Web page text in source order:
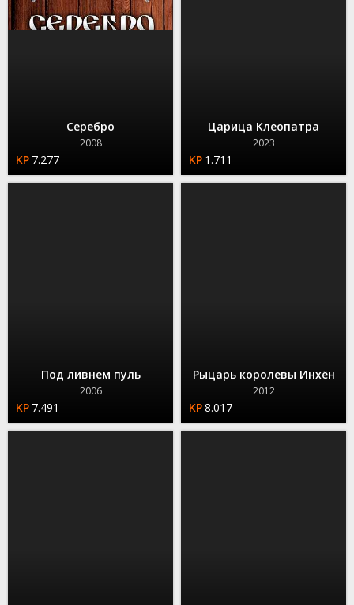
Серебро
2008
7.277
Царица Клеопатра
2023
1.711
Под ливнем пуль
2006
7.491
Рыцарь королевы Инхён
2012
8.017